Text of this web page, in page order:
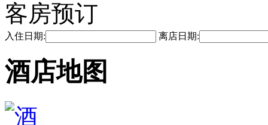
客房预订
入住日期: 离店日期:
酒店地图